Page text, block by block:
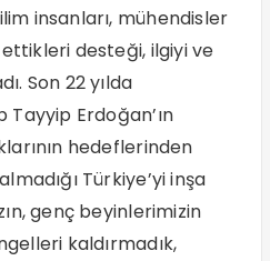
insanları, mühendisler
desteği, ilgiyi ve
Son 22 yılda
Tayyip Erdoğan’ın
hedeflerinden
Türkiye’yi inşa
genç beyinlerimizin
kaldırmadık,